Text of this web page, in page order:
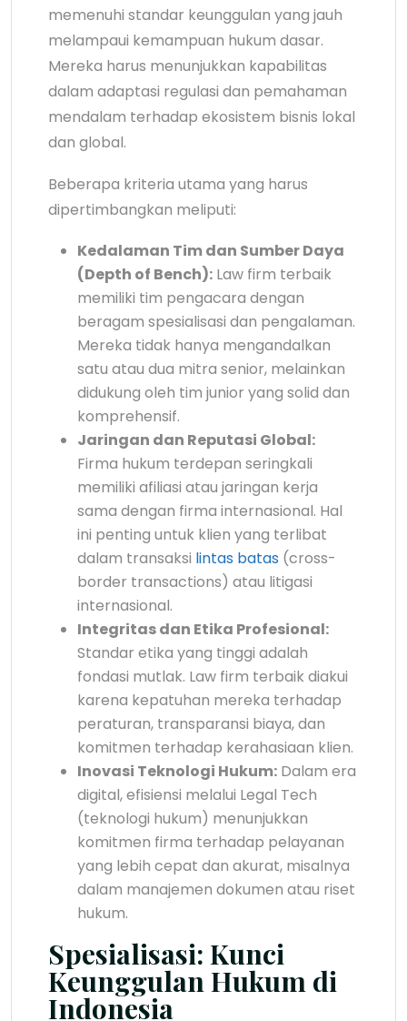
memenuhi standar keunggulan yang jauh
melampaui kemampuan hukum dasar.
Mereka harus menunjukkan kapabilitas
dalam adaptasi regulasi dan pemahaman
mendalam terhadap ekosistem bisnis lokal
dan global.
Beberapa kriteria utama yang harus
dipertimbangkan meliputi:
Kedalaman Tim dan Sumber Daya
(Depth of Bench): Law firm terbaik
memiliki tim pengacara dengan
beragam spesialisasi dan pengalaman.
Mereka tidak hanya mengandalkan
satu atau dua mitra senior, melainkan
didukung oleh tim junior yang solid dan
komprehensif.
Jaringan dan Reputasi Global:
Firma hukum terdepan seringkali
memiliki afiliasi atau jaringan kerja
sama dengan firma internasional. Hal
ini penting untuk klien yang terlibat
dalam transaksi lintas batas (cross-
border transactions) atau litigasi
internasional.
Integritas dan Etika Profesional:
Standar etika yang tinggi adalah
fondasi mutlak. Law firm terbaik diakui
karena kepatuhan mereka terhadap
peraturan, transparansi biaya, dan
komitmen terhadap kerahasiaan klien.
Inovasi Teknologi Hukum: Dalam era
digital, efisiensi melalui Legal Tech
(teknologi hukum) menunjukkan
komitmen firma terhadap pelayanan
yang lebih cepat dan akurat, misalnya
dalam manajemen dokumen atau riset
hukum.
Spesialisasi: Kunci
Keunggulan Hukum di
Indonesia